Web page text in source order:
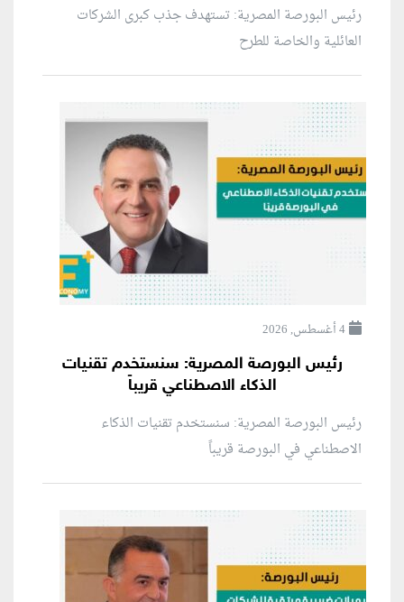
رئيس البورصة المصرية: تستهدف جذب كبرى الشركات
العائلية والخاصة للطرح
4 أغسطس, 2026
رئيس البورصة المصرية: سنستخدم تقنيات
الذكاء الاصطناعي قريباً
رئيس البورصة المصرية: سنستخدم تقنيات الذكاء
الاصطناعي في البورصة قريباً